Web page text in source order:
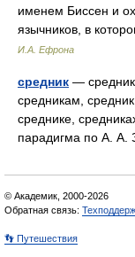
именем Биссен и
язычников, в
И.А. Ефрона
средник —
средникам,
среднике,
парадигма по А. А.
© Академик, 2000-2026
Обратная связь:
👣 Путешествия